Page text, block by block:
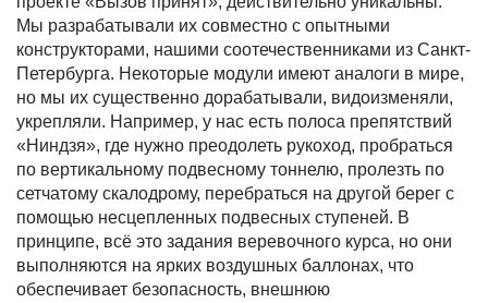
Мы разрабатывали их совместно с опытными
конструкторами, нашими соотечественниками из Санкт-
Петербурга. Некоторые модули имеют аналоги в мире,
но мы их существенно дорабатывали, видоизменяли,
укрепляли. Например, у нас есть полоса препятствий
«Ниндзя», где нужно преодолеть рукоход, пробраться
по вертикальному подвесному тоннелю, пролезть по
сетчатому скалодрому, перебраться на другой берег с
помощью несцепленных подвесных ступеней. В
принципе, всё это задания веревочного курса, но они
выполняются на ярких воздушных баллонах, что
обеспечивает безопасность, внешнюю